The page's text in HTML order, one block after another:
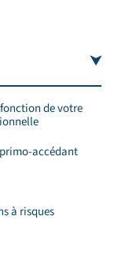
de votre
accédant
à risques